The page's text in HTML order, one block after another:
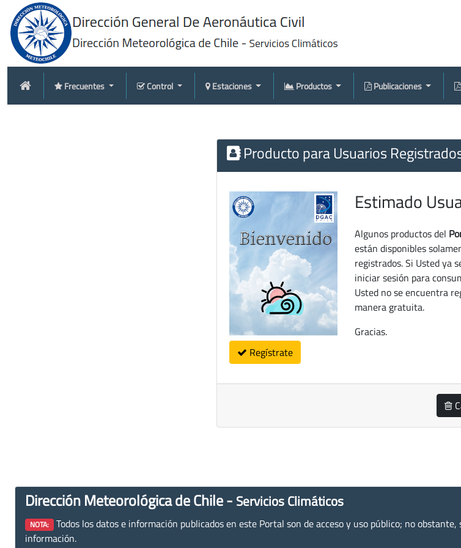
Frecuentes Control Estaciones Productos Publicaciones
Producto para Usuarios
Regístrate
Estimado
Algunos productos del
están disponibles
registrados. Si Usted ya
iniciar sesión para
Usted no se encuentra
manera gratuita.
Gracias.
Dirección Meteorológica de Chile - Servicios Climáticos
NOTA: Todos los datos e información publicados en este Portal son de acceso y uso público; no
información.